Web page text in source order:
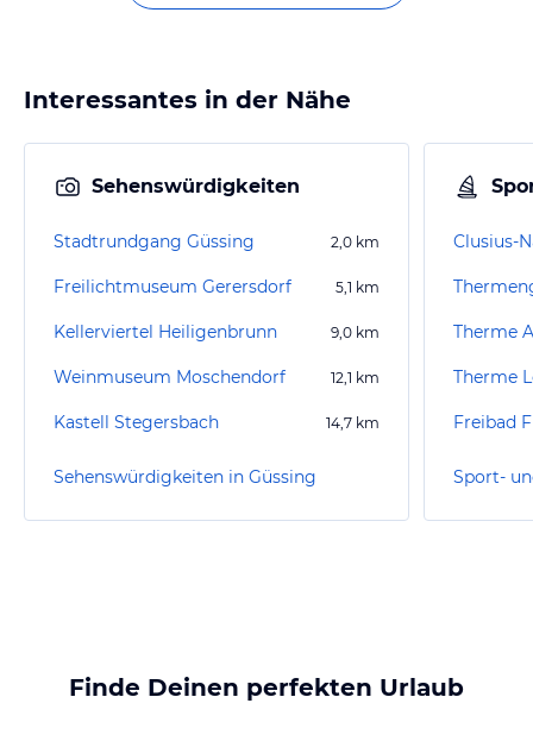
Interessantes in der Nähe
Sehenswürdigkeiten
Stadtrundgang Güssing 2,0 km
Freilichtmuseum Gerersdorf 5,1 km
Kellerviertel Heiligenbrunn 9,0 km
Weinmuseum Moschendorf 12,1 km
Kastell Stegersbach 14,7 km
Sehenswürdigkeiten in Güssing
Clusius-
Therme
Therme
Freibad
Finde Deinen perfekten Urlaub